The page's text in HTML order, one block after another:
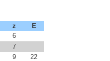
z
E
6
7
9
22